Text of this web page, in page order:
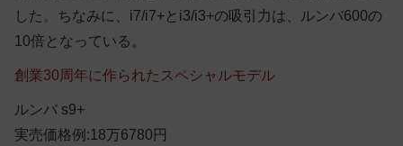
した。ちなみに、i7/i7+とi3/i3+の吸引力は、ルンバ600の
10倍となっている。
創業30周年に作られたスペシャルモデル
ルンバ s9+
実売価格例:18万6780円